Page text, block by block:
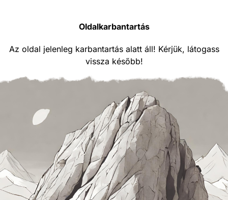
Oldalkarbantartás
Az oldal jelenleg karbantartás alatt áll! Kérjük, látogass
vissza később!